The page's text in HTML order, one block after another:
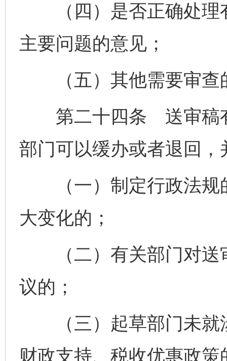
（四）是否正确处理
主要问题的意见；
（五）其他需要审查
第二十四条 送审稿有
部门可以缓办或者退回
（一）制定行政法规
大变化的；
（二）有关部门对送
议的；
（三）起草部门未就
财政支持、税收优惠政